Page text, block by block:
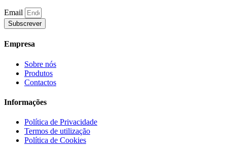
Email
Subscrever
Empresa
Sobre nós
Produtos
Contactos
Informações
Política de Privacidade
Termos de utilização
Política de Cookies